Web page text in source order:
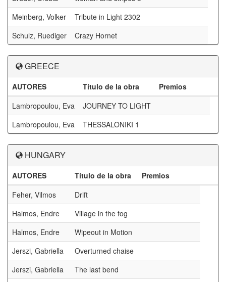
Meinberg, Volker
Tribute in Light 2302
Schulz, Ruediger
Crazy Hornet
GREECE
AUTORES Título de la obra
Premios
Lambropoulou, Eva
JOURNEY TO LIGHT
Lambropoulou, Eva
THESSALONIKI 1
HUNGARY
AUTORES Título de la obra
Premios
Feher, Vilmos
Drift
Halmos, Endre
Village in the fog
Halmos, Endre
Wipeout in Motion
Jerszi, Gabriella
Overturned chaise
Jerszi, Gabriella
The last bend